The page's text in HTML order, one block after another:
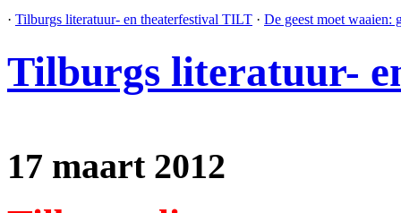
· Tilburgs literatuur- en theaterfestival TILT · De geest moet waaien:
Tilburgs literatuur-
17 maart 2012